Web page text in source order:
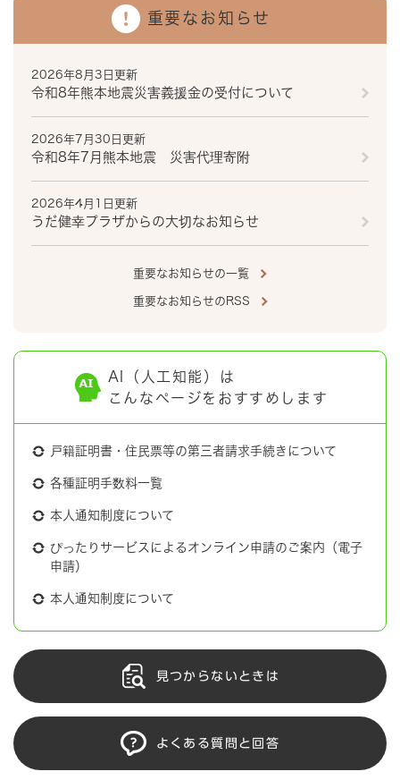
重要なお知らせ
2026年8月3日更新
令和8年熊本地震災害義援金の受付について
2026年7月30日更新
令和8年7月熊本地震 災害代理寄附
2026年4月1日更新
うだ健幸プラザからの大切なお知らせ
重要なお知らせの一覧
重要なお知らせのRSS
AI（人工知能）は
こんなページをおすすめします
戸籍証明書・住民票等の第三者請求手続きについて
各種証明手数料一覧
本人通知制度について
ぴったりサービスによるオンライン申請のご案内（電子
申請）
本人通知制度について
見つからないときは
よくある質問と回答